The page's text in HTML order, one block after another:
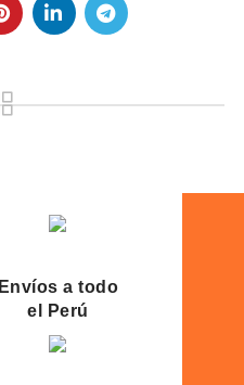
Envíos a todo
el Perú